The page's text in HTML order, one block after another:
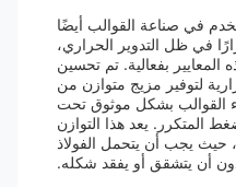
صناعة القوالب أيضًا
ظل التدوير الحراري،
بفعالية. تم تحسين
لتوفير مزيج متوازن من
بشكل موثوق تحت
يعد هذا التوازن
أن يتحمل الفولاذ
يتشقق أو يفقد شكله.